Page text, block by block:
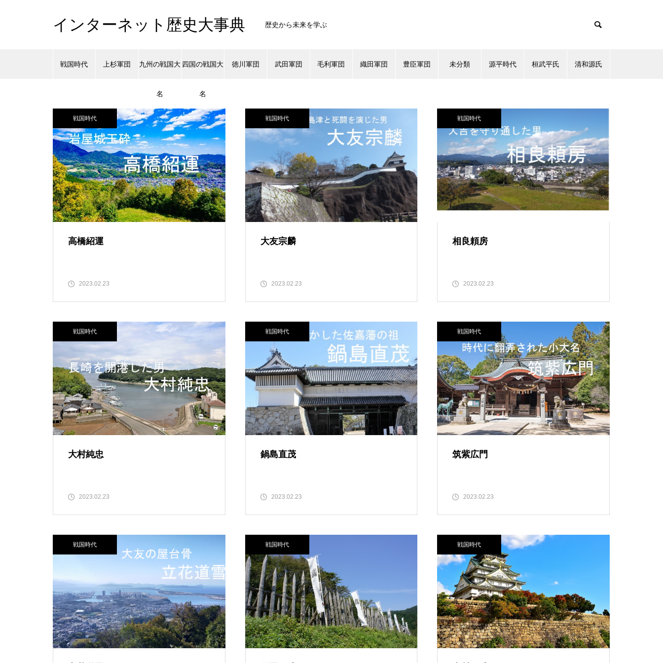
インターネット歴史大事典 歴史から未来を学ぶ
戦国時代 上杉軍団 九州の戦国大
名
四国の戦国大
名
徳川軍団 武田軍団 毛利軍団 織田軍団 豊臣軍団 未分類 源平時代 桓武平氏 清和源氏
戦国時代
高橋紹運
2023.02.23
戦国時代
大友宗麟
2023.02.23
戦国時代
相良頼房
2023.02.23
戦国時代
大村純忠
2023.02.23
戦国時代
鍋島直茂
2023.02.23
戦国時代
筑紫広門
2023.02.23
戦国時代 戦国時代 戦国時代